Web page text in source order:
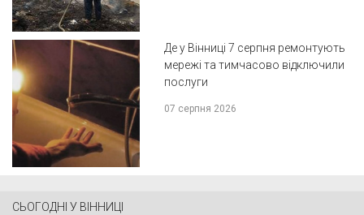
Де у Вінниці 7 серпня ремонтують
мережі та тимчасово відключили
послуги
07 серпня 2026
СЬОГОДНІ У ВІННИЦІ